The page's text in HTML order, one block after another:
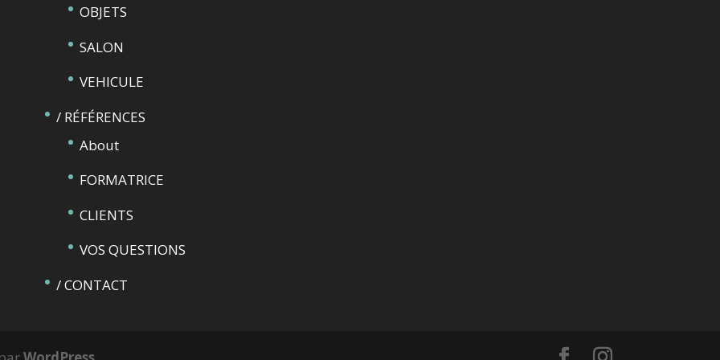
OBJETS
SALON
VEHICULE
/ RÉFÉRENCES
About
FORMATRICE
CLIENTS
VOS QUESTIONS
/ CONTACT